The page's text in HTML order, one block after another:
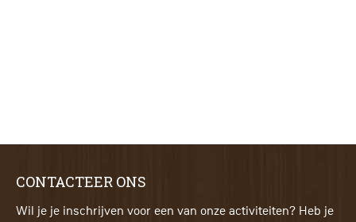
CONTACTEER ONS
Wil je je inschrijven voor een van onze activiteiten? Heb je